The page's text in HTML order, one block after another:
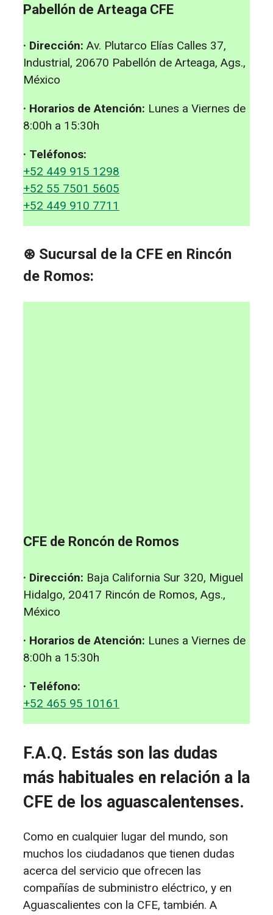
Pabellón de Arteaga CFE
· Dirección: Av. Plutarco Elías Calles 37,
Industrial, 20670 Pabellón de Arteaga, Ags.,
México
· Horarios de Atención: Lunes a Viernes de
8:00h a 15:30h
· Teléfonos:
+52 449 915 1298
+52 55 7501 5605
+52 449 910 7711
⊛ Sucursal de la CFE en Rincón
de Romos:
CFE de Roncón de Romos
· Dirección: Baja California Sur 320, Miguel
Hidalgo, 20417 Rincón de Romos, Ags.,
México
· Horarios de Atención: Lunes a Viernes de
8:00h a 15:30h
· Teléfono:
+52 465 95 10161
F.A.Q. Estás son las dudas
más habituales en relación a la
CFE de los aguascalentenses.
Como en cualquier lugar del mundo, son
muchos los ciudadanos que tienen dudas
acerca del servicio que ofrecen las
compañías de subministro eléctrico, y en
Aguascalientes con la CFE, también. A